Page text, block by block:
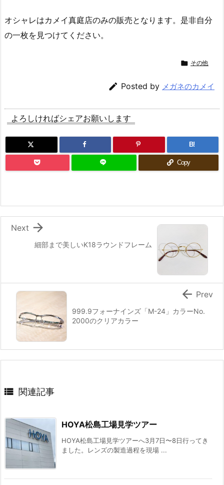
オシャレはカメイ真庭店のみの販売となります。是非自分
の一枚を見つけてください。
 その他
 Posted by メガネのカメイ
よろしければシェアお願いします
B!
Copy
細部まで美しいK18ラウンドフレーム

Next
999.9フォーナインズ「M-24」カラーNo.
2000のクリアカラー
 Prev
 関連記事
HOYA松島工場見学ツアー
HOYA松島工場見学ツアーへ3月7日〜8日行ってき
ました。レンズの製造過程を現場 ...